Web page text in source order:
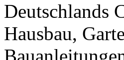
Deutschlands
Hausbau,